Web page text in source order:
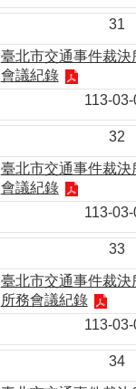
31
臺北市交通事件裁決
會議紀錄
113-
32
臺北市交通事件裁決
會議紀錄
113-
33
臺北市交通事件裁決
所務會議紀錄
113-
34